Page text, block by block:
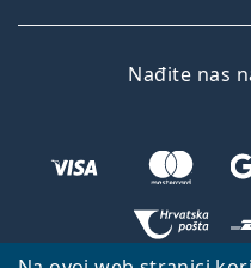
Nađite nas